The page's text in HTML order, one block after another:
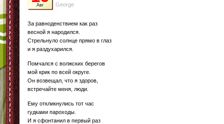
Авг George
За равноденствием как раз
весной я народился.
Стрельнуло солнце прямо в глаз
и я раздухарился.
Помчался с волжских берегов
мой крик по всей округе.
Он возвещал, что я здоров,
встречайте меня, люди.
Ему откликнулись тот час
гудками пароходы.
И я сфонтанил в первый раз